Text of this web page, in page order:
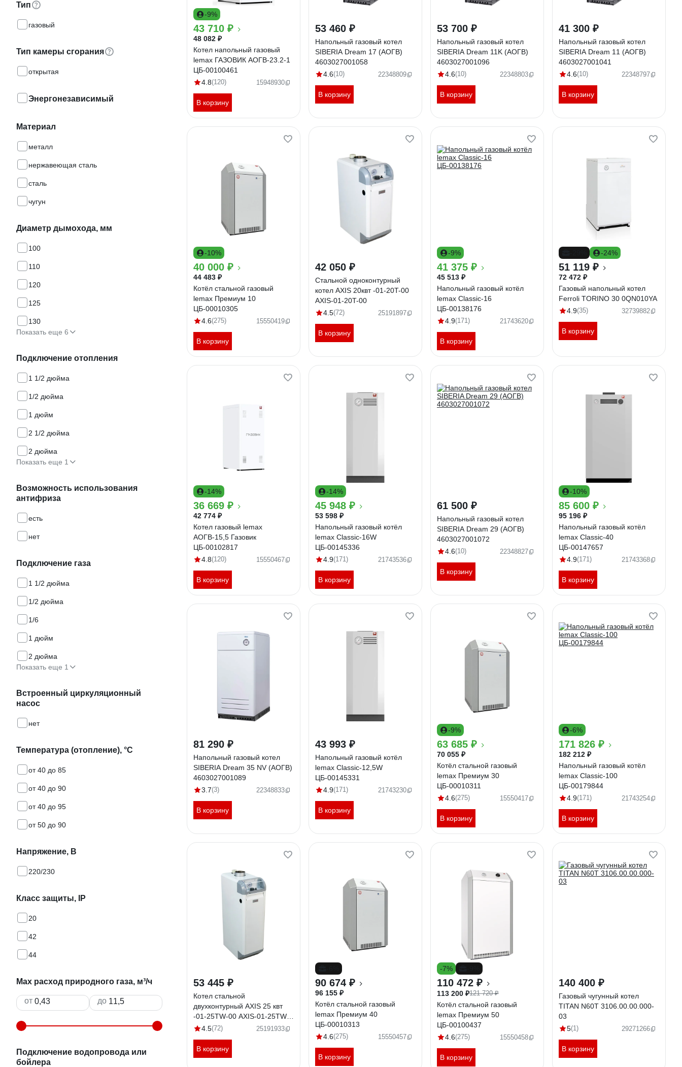
Тип
газовый
Тип камеры сгорания
открытая
Энергонезависимый
Материал
металл
нержавеющая сталь
сталь
чугун
Диаметр дымохода, мм
100
110
120
125
130
Показать еще 6
Подключение отопления
1 1/2 дюйма
1/2 дюйма
1 дюйм
2 1/2 дюйма
2 дюйма
Показать еще 1
Возможность использования
антифриза
есть
нет
Подключение газа
1 1/2 дюйма
1/2 дюйма
1/6
1 дюйм
2 дюйма
Показать еще 1
Встроенный циркуляционный
насос
нет
Температура (отопление), °С
от 40 до 85
от 40 до 90
от 40 до 95
от 50 до 90
Напряжение, В
220/230
Класс защиты, IP
20
42
44
Max расход природного газа, м³/ч
от до
Подключение водопровода или
бойлера
-9%
43 710 ₽
48 082 ₽
Котел напольный газовый
lemax ГАЗОВИК АОГВ-23.2-1
ЦБ-00100461
4.8(120) 15948930
В корзину
53 460 ₽
Напольный газовый котел
SIBERIA Dream 17 (АОГВ)
4603027001058
4.6(10) 22348809
В корзину
53 700 ₽
Напольный газовый котел
SIBERIA Dream 11K (АОГВ)
4603027001096
4.6(10) 22348803
В корзину
41 300 ₽
Напольный газовый котел
SIBERIA Dream 11 (АОГВ)
4603027001041
4.6(10) 22348797
В корзину
-10%
40 000 ₽
44 483 ₽
Котёл стальной газовый
lemax Премиум 10
ЦБ-00010305
4.6(275) 15550419
В корзину
42 050 ₽
Стальной одноконтурный
котел AXIS 20квт -01-20T-00
AXIS-01-20T-00
4.5(72) 25191897
В корзину
-9%
41 375 ₽
45 513 ₽
Напольный газовый котёл
lemax Classic-16
ЦБ-00138176
4.9(171) 21743620
В корзину
-24%
51 119 ₽
72 472 ₽
Газовый напольный котел
Ferroli TORINO 30 0QN010YA
4.9(35) 32739882
В корзину
-14%
36 669 ₽
42 774 ₽
Котел газовый lemax
АОГВ-15,5 Газовик
ЦБ-00102817
4.8(120) 15550467
В корзину
-14%
45 948 ₽
53 598 ₽
Напольный газовый котёл
lemax Classic-16W
ЦБ-00145336
4.9(171) 21743536
В корзину
61 500 ₽
Напольный газовый котел
SIBERIA Dream 29 (АОГВ)
4603027001072
4.6(10) 22348827
В корзину
-10%
85 600 ₽
95 196 ₽
Напольный газовый котёл
lemax Classic-40
ЦБ-00147657
4.9(171) 21743368
В корзину
81 290 ₽
Напольный газовый котел
SIBERIA Dream 35 NV (АОГВ)
4603027001089
3.7(3) 22348833
В корзину
43 993 ₽
Напольный газовый котёл
lemax Classic-12,5W
ЦБ-00145331
4.9(171) 21743230
В корзину
-9%
63 685 ₽
70 055 ₽
Котёл стальной газовый
lemax Премиум 30
ЦБ-00010311
4.6(275) 15550417
В корзину
-6%
171 826 ₽
182 212 ₽
Напольный газовый котёл
lemax Classic-100
ЦБ-00179844
4.9(171) 21743254
В корзину
53 445 ₽
Котел стальной
двухконтурный AXIS 25 квт
-01-25TW-00 AXIS-01-25TW-
004.5(72) 25191933
В корзину
90 674 ₽
96 155 ₽
Котёл стальной газовый
lemax Премиум 40
ЦБ-00010313
4.6(275) 15550457
В корзину
-7%
110 472 ₽
113 200 ₽121 720 ₽
Котёл стальной газовый
lemax Премиум 50
ЦБ-00100437
4.6(275) 15550458
В корзину
140 400 ₽
Газовый чугунный котел
TITAN N60T 3106.00.00.000-
03
5(1) 29271266
В корзину